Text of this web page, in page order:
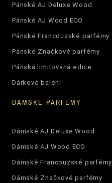
Pánské AJ Deluxe Wood
Pánské AJ Wood ECO
Pánské Francouzské parfémy
Pánské Značkové parfémy
Pánská limitovaná edice
Dárkové balení
DÁMSKÉ PARFÉMY
Dámské AJ Deluxe Wood
Dámské AJ Wood ECO
Dámské Francouzské parfémy
Dámské Značkové parfémy